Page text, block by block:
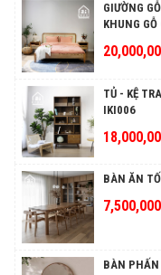
GIƯỜNG
KHUNG
TỦ - KỆ
IKI006
BÀN ĂN
BÀN